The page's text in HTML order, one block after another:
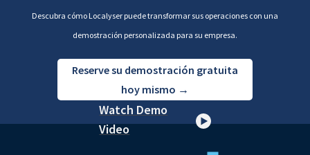
Descubra cómo Localyser puede transformar sus operaciones con una
demostración personalizada para su empresa.
Reserve su demostración gratuita
hoy mismo →
Watch Demo
Video